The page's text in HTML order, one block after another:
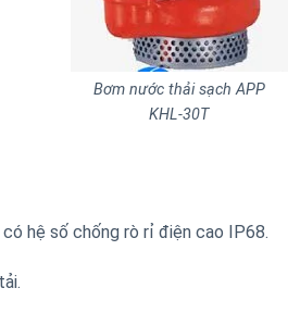
Bơm nước thải sạch APP
KHL-30T
có hệ số chống rò rỉ điện cao IP68.